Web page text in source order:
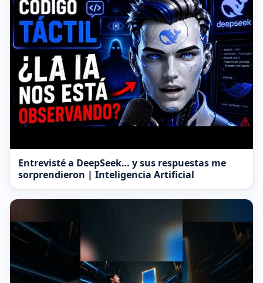
Entrevisté a DeepSeek… y sus respuestas me
sorprendieron | Inteligencia Artificial